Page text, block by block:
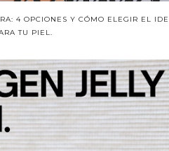
4 OPCIONES Y CÓMO ELEGIR EL
TU PIEL.